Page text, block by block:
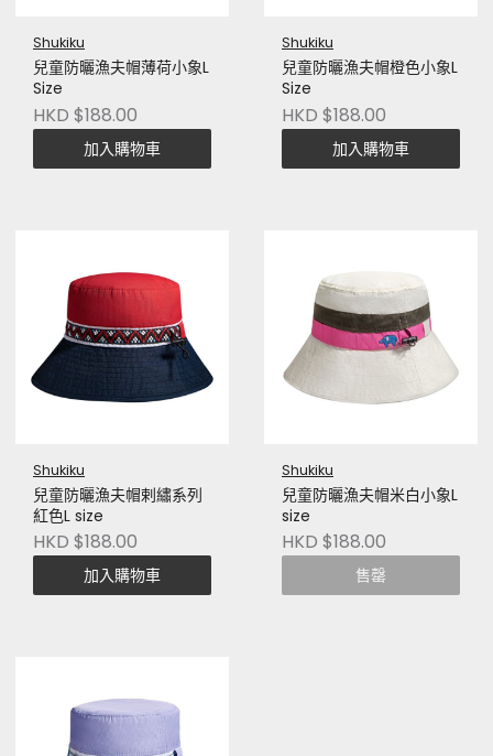
Shukiku
兒童防曬漁夫帽薄荷小象L
Size
HKD $188.00
加入購物車
Shukiku
兒童防曬漁夫帽橙色小象L
Size
HKD $188.00
加入購物車
Shukiku
兒童防曬漁夫帽剌繡系列
紅色L size
HKD $188.00
加入購物車
Shukiku
兒童防曬漁夫帽米白小象L
size
HKD $188.00
售罄